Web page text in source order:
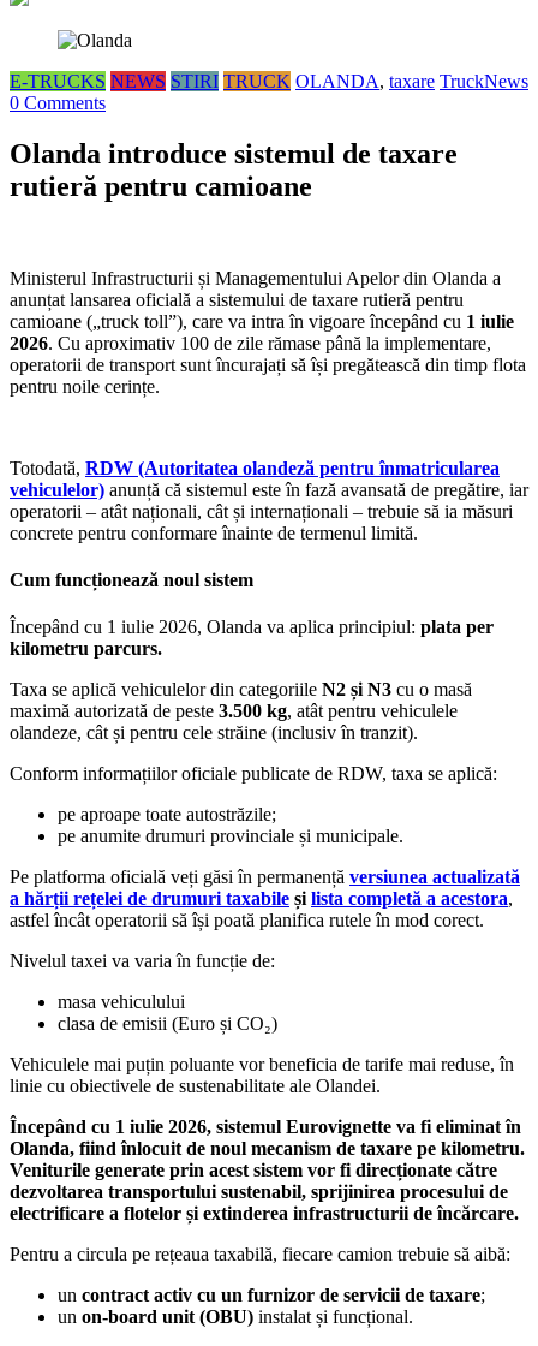
E-TRUCKS NEWS STIRI TRUCK OLANDA, taxare TruckNews
0 Comments
Olanda introduce sistemul de taxare
rutieră pentru camioane
Ministerul Infrastructurii și Managementului Apelor din Olanda a
anunțat lansarea oficială a sistemului de taxare rutieră pentru
camioane („truck toll”), care va intra în vigoare începând cu 1 iulie
2026. Cu aproximativ 100 de zile rămase până la implementare,
operatorii de transport sunt încurajați să își pregătească din timp flota
pentru noile cerințe.
Totodată, RDW (Autoritatea olandeză pentru înmatricularea
vehiculelor) anunță că sistemul este în fază avansată de pregătire, iar
operatorii – atât naționali, cât și internaționali – trebuie să ia măsuri
concrete pentru conformare înainte de termenul limită.
Cum funcționează noul sistem
Începând cu 1 iulie 2026, Olanda va aplica principiul: plata per
kilometru parcurs.
Taxa se aplică vehiculelor din categoriile N2 și N3 cu o masă
maximă autorizată de peste 3.500 kg, atât pentru vehiculele
olandeze, cât și pentru cele străine (inclusiv în tranzit).
Conform informațiilor oficiale publicate de RDW, taxa se aplică:
pe aproape toate autostrăzile;
pe anumite drumuri provinciale și municipale.
Pe platforma oficială veți găsi în permanență versiunea actualizată
a hărții rețelei de drumuri taxabile șilista completă a acestora,
astfel încât operatorii să își poată planifica rutele în mod corect.
Nivelul taxei va varia în funcție de:
masa vehiculului
clasa de emisii (Euro și CO₂)
Vehiculele mai puțin poluante vor beneficia de tarife mai reduse, în
linie cu obiectivele de sustenabilitate ale Olandei.
Începând cu 1 iulie 2026, sistemul Eurovignette va fi eliminat în
Olanda, fiind înlocuit de noul mecanism de taxare pe kilometru.
Veniturile generate prin acest sistem vor fi direcționate către
dezvoltarea transportului sustenabil, sprijinirea procesului de
electrificare a flotelor și extinderea infrastructurii de încărcare.
Pentru a circula pe rețeaua taxabilă, fiecare camion trebuie să aibă:
un contract activ cu un furnizor de servicii de taxare;
un on-board unit (OBU) instalat și funcțional.